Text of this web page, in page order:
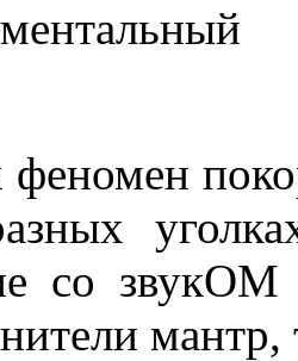
со звукОМ
мантр,